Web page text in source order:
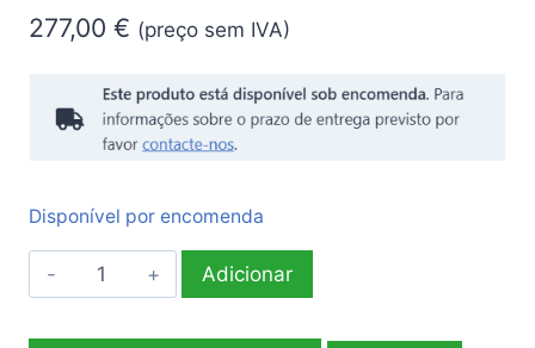
277,00 € (preço sem IVA)
Disponível por encomenda
Quantidade
de
Adicionar